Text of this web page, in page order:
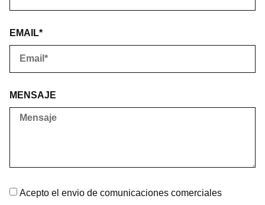
EMAIL*
MENSAJE
Acepto el envio de comunicaciones comerciales